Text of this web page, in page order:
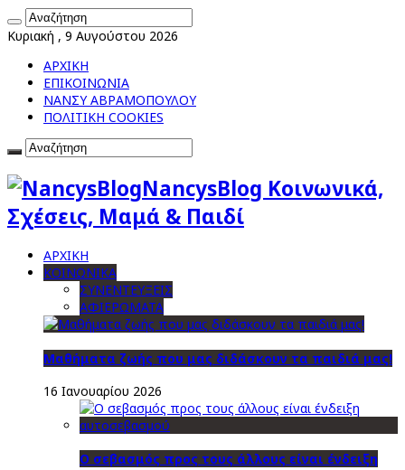
Κυριακή , 9 Αυγούστου 2026
ΑΡΧΙΚΗ
ΕΠΙΚΟΙΝΩΝΙΑ
ΝΑΝΣΥ ΑΒΡΑΜΟΠΟΥΛΟΥ
ΠΟΛΙΤΙΚΗ COOKIES
NancysBlog Κοινωνικά,
Σχέσεις, Μαμά & Παιδί
ΑΡΧΙΚΗ
ΚΟΙΝΩΝΙΚΑ
ΣΥΝΕΝΤΕΥΞΕΙΣ
ΑΦΙΕΡΩΜΑΤΑ
Μαθήματα ζωής που μας διδάσκουν τα παιδιά μας!
16 Ιανουαρίου 2026
Ο σεβασμός προς τους άλλους είναι ένδειξη